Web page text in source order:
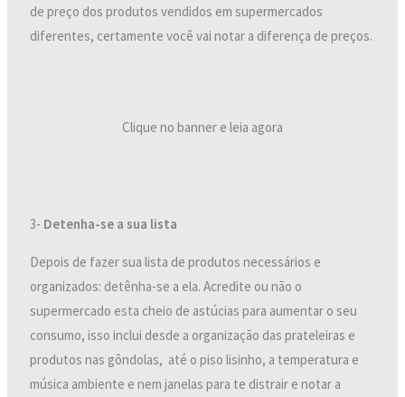
de preço dos produtos vendidos em supermercados
diferentes, certamente você vai notar a diferença de preços.
Clique no banner e leia agora
3- Detenha-se a sua lista
Depois de fazer sua lista de produtos necessários e
organizados: detênha-se a ela. Acredite ou não o
supermercado esta cheio de astúcias para aumentar o seu
consumo, isso inclui desde a organização das prateleiras e
produtos nas gôndolas, até o piso lisinho, a temperatura e
música ambiente e nem janelas para te distrair e notar a